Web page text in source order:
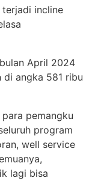
incline
April 2024
di angka 581 ribu
pemangku
program
well service
lagi bisa